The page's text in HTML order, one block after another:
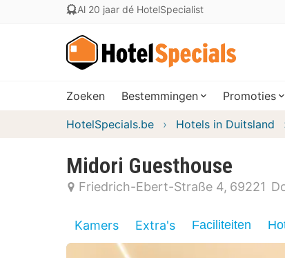
Al 20 jaar dé HotelSpecialist
Zoeken Bestemmingen Promoties
HotelSpecials.be Hotels in Duitsland
Midori Guesthouse
Friedrich-Ebert-Straße 4 69221
Kamers Extra's Faciliteiten